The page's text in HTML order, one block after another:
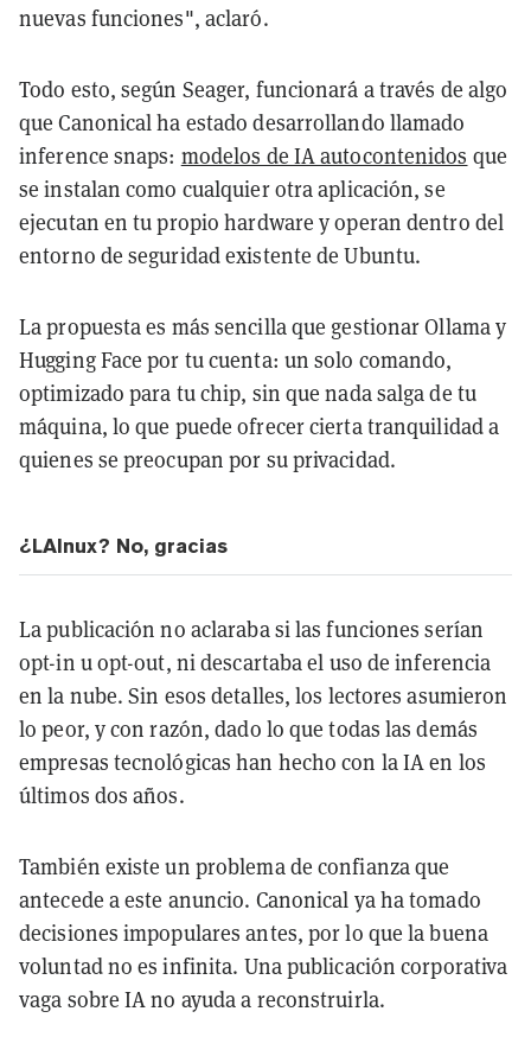
nuevas funciones", aclaró.
Todo esto, según Seager, funcionará a través de algo
que Canonical ha estado desarrollando llamado
inference snaps: modelos de IA autocontenidos que
se instalan como cualquier otra aplicación, se
ejecutan en tu propio hardware y operan dentro del
entorno de seguridad existente de Ubuntu.
La propuesta es más sencilla que gestionar Ollama y
Hugging Face por tu cuenta: un solo comando,
optimizado para tu chip, sin que nada salga de tu
máquina, lo que puede ofrecer cierta tranquilidad a
quienes se preocupan por su privacidad.
¿LAInux? No, gracias
La publicación no aclaraba si las funciones serían
opt-in u opt-out, ni descartaba el uso de inferencia
en la nube. Sin esos detalles, los lectores asumieron
lo peor, y con razón, dado lo que todas las demás
empresas tecnológicas han hecho con la IA en los
últimos dos años.
También existe un problema de confianza que
antecede a este anuncio. Canonical ya ha tomado
decisiones impopulares antes, por lo que la buena
voluntad no es infinita. Una publicación corporativa
vaga sobre IA no ayuda a reconstruirla.